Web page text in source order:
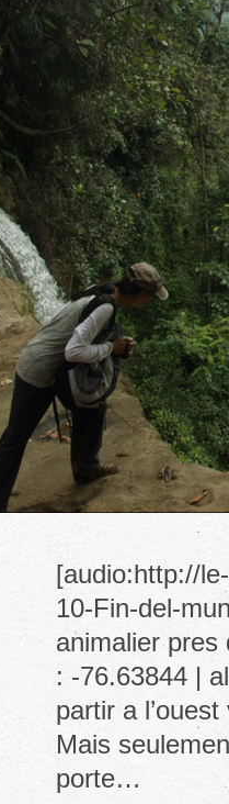
[audio:http://
10-Fin-del-
animalier pres
: -76.63844 |
partir a
Mais
porte…